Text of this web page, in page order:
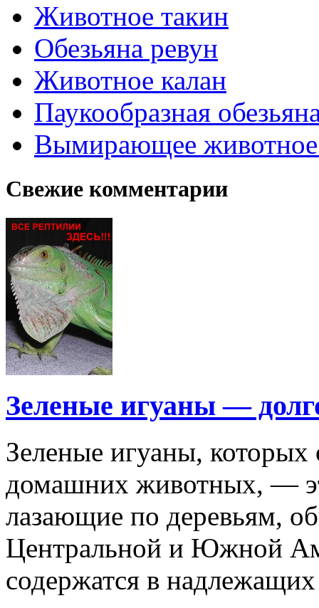
Животное такин
Обезьяна ревун
Животное калан
Паукообразная
Вымирающее
Свежие комментарии
Зеленые игуаны —
Зеленые игуаны, которых
домашних животных, —
лазающие по деревьям,
Центральной и Южной
содержатся в